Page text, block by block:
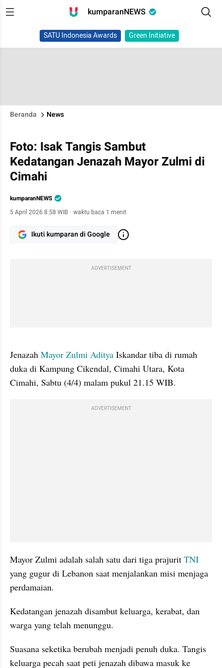
kumparanNEWS
SATU Indonesia Awards Green Initiative
Beranda News
Foto: Isak Tangis Sambut
Kedatangan Jenazah Mayor Zulmi di
Cimahi
kumparanNEWS
5 April 2026 8:58 WIB · waktu baca 1 menit
Ikuti kumparan di Google
ADVERTISEMENT
Jenazah Mayor Zulmi Aditya Iskandar tiba di rumah
duka di Kampung Cikendal, Cimahi Utara, Kota
Cimahi, Sabtu (4/4) malam pukul 21.15 WIB.
ADVERTISEMENT
Mayor Zulmi adalah salah satu dari tiga prajurit TNI
yang gugur di Lebanon saat menjalankan misi menjaga
perdamaian.
Kedatangan jenazah disambut keluarga, kerabat, dan
warga yang telah menunggu.
Suasana seketika berubah menjadi penuh duka. Tangis
keluarga pecah saat peti jenazah dibawa masuk ke